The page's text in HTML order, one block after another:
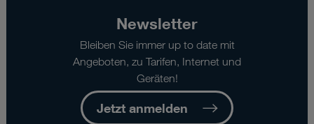
Newsletter
Bleiben Sie immer up to date mit
Angeboten, zu Tarifen, Internet und
Geräten!
Jetzt anmelden